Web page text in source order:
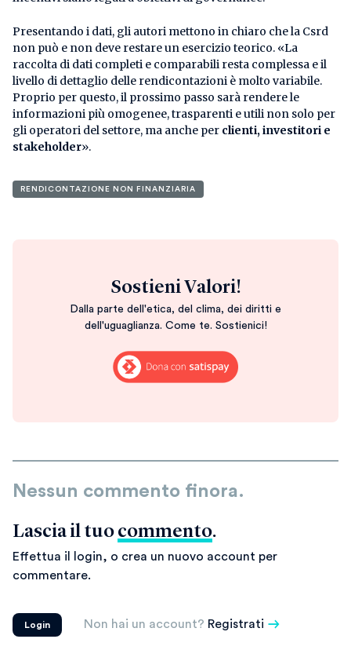
Presentando i dati, gli autori mettono in chiaro che la Csrd
non può e non deve restare un esercizio teorico. «La
raccolta di dati completi e comparabili resta complessa e il
livello di dettaglio delle rendicontazioni è molto variabile.
Proprio per questo, il prossimo passo sarà rendere le
informazioni più omogenee, trasparenti e utili non solo per
gli operatori del settore, ma anche per clienti, investitori e
stakeholder».
RENDICONTAZIONE NON FINANZIARIA
Sostieni Valori!
Dalla parte dell'etica, del clima, dei diritti e
dell'uguaglianza. Come te. Sostienici!
Nessun commento finora.
Lascia il tuo commento.
Effettua il login, o crea un nuovo account per
commentare.
Login Non hai un account? Registrati